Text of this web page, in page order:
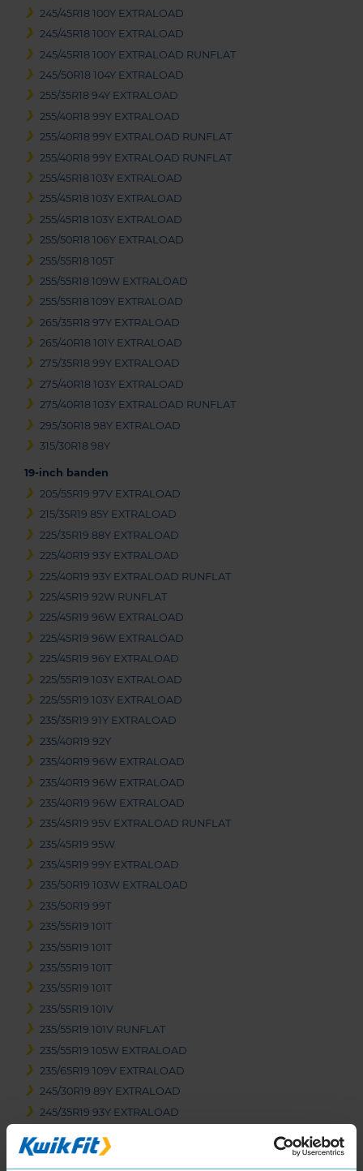
245/45R18 100Y EXTRALOAD
245/45R18 100Y EXTRALOAD
245/45R18 100Y EXTRALOAD RUNFLAT
245/50R18 104Y EXTRALOAD
255/35R18 94Y EXTRALOAD
255/40R18 99Y EXTRALOAD
255/40R18 99Y EXTRALOAD RUNFLAT
255/40R18 99Y EXTRALOAD RUNFLAT
255/45R18 103Y EXTRALOAD
255/45R18 103Y EXTRALOAD
255/45R18 103Y EXTRALOAD
255/50R18 106Y EXTRALOAD
255/55R18 105T
255/55R18 109W EXTRALOAD
255/55R18 109Y EXTRALOAD
265/35R18 97Y EXTRALOAD
265/40R18 101Y EXTRALOAD
275/35R18 99Y EXTRALOAD
275/40R18 103Y EXTRALOAD
275/40R18 103Y EXTRALOAD RUNFLAT
295/30R18 98Y EXTRALOAD
315/30R18 98Y
19-inch banden
205/55R19 97V EXTRALOAD
215/35R19 85Y EXTRALOAD
225/35R19 88Y EXTRALOAD
225/40R19 93Y EXTRALOAD
225/40R19 93Y EXTRALOAD RUNFLAT
225/45R19 92W RUNFLAT
225/45R19 96W EXTRALOAD
225/45R19 96W EXTRALOAD
225/45R19 96Y EXTRALOAD
225/55R19 103Y EXTRALOAD
225/55R19 103Y EXTRALOAD
235/35R19 91Y EXTRALOAD
235/40R19 92Y
235/40R19 96W EXTRALOAD
235/40R19 96W EXTRALOAD
235/40R19 96W EXTRALOAD
235/45R19 95V EXTRALOAD RUNFLAT
235/45R19 95W
235/45R19 99Y EXTRALOAD
235/50R19 103W EXTRALOAD
235/50R19 99T
235/55R19 101T
235/55R19 101T
235/55R19 101T
235/55R19 101T
235/55R19 101V
235/55R19 101V RUNFLAT
235/55R19 105W EXTRALOAD
235/65R19 109V EXTRALOAD
245/30R19 89Y EXTRALOAD
245/35R19 93Y EXTRALOAD
245/40R19 98Y EXTRALOAD